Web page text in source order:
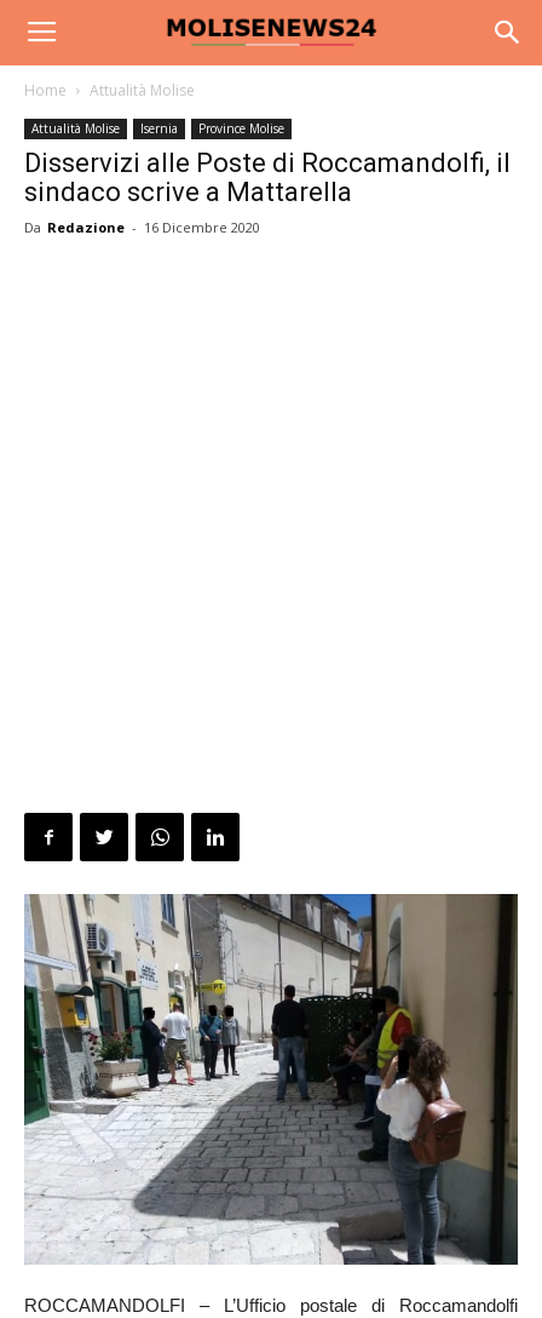
Home Attualità Molise
Attualità Molise Isernia Province Molise
Disservizi alle Poste di Roccamandolfi, il
sindaco scrive a Mattarella
Da Redazione - 16 Dicembre 2020
ROCCAMANDOLFI – L’Ufficio postale di Roccamandolfi